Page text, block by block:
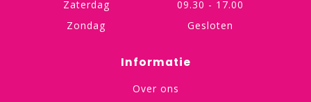
Zaterdag
09.30 - 17.00
Zondag
Gesloten
Informatie
Over ons